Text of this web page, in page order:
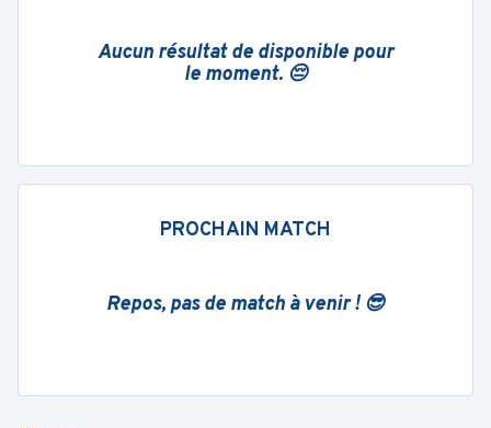
Aucun résultat de disponible pour
le moment. 😔
PROCHAIN MATCH
Repos, pas de match à venir ! 😎